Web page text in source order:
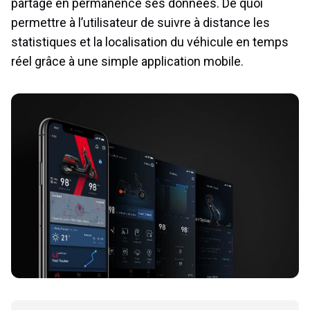
partage en permanence ses données. De quoi
permettre à l’utilisateur de suivre à distance les
statistiques et la localisation du véhicule en temps
réel grâce à une simple application mobile.